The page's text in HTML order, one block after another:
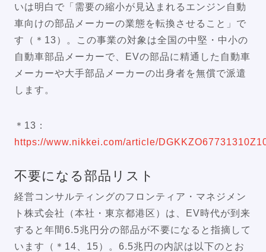
いは明白で「需要の縮小が見込まれるエンジン自動
車向けの部品メーカーの業態を転換させること」で
す（＊13）。この事業の対象は全国の中堅・中小の
自動車部品メーカーで、EVの部品に精通した自動車
メーカーや大手部品メーカーの出身者を無償で派遣
します。
＊13：
https://www.nikkei.com/article/
不要になる部品リスト
経営コンサルティングのフロンティア・マネジメン
ト株式会社（本社・東京都港区）は、EV時代が到来
すると年間6.5兆円分の部品が不要になると指摘して
います（＊14、15）。6.5兆円の内訳は以下のとお